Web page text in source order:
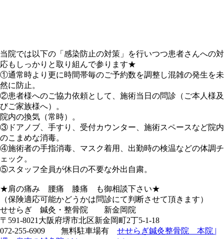
当院では以下の「感染防止の対策」を行いつつ患者さんへの対
応もしっかりと取り組んで参ります★
①通常時より更に時間帯毎のご予約数を調整し混雑の発生を未
然に防止。
②患者様へのご協力依頼として、施術当日の問診（ご本人様及
びご家族様へ）。
院内の換気（常時）。
③ドアノブ、手すり、受付カウンター、施術スペースなど院内
のこまめな消毒。
④施術者の手指消毒、マスク着用、出勤時の検温などの体調チ
ェック。
⑤スタッフ全員が休日の不要な外出自粛。
★肩の痛み 腰痛 膝痛 も御相談下さい★
（保険適応可能かどうかは問診にて判断させて頂きます）
せせらぎ 鍼灸・整骨院 新金岡院
〒591-8021大阪府堺市北区新金岡町2丁5-1-18
072-255-6909 無料駐車場有 せせらぎ鍼灸整骨院 本院 |